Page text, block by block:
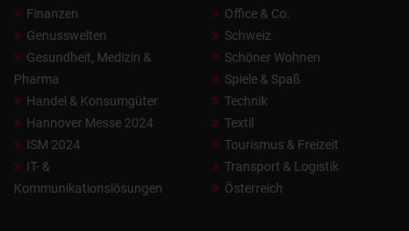
Finanzen
Genusswelten
Gesundheit, Medizin &
Pharma
Handel & Konsumgüter
Hannover Messe 2024
ISM 2024
IT- &
Kommunikationslösungen
Office & Co.
Schweiz
Schöner Wohnen
Spiele & Spaß
Technik
Textil
Tourismus & Freizeit
Transport & Logistik
Österreich